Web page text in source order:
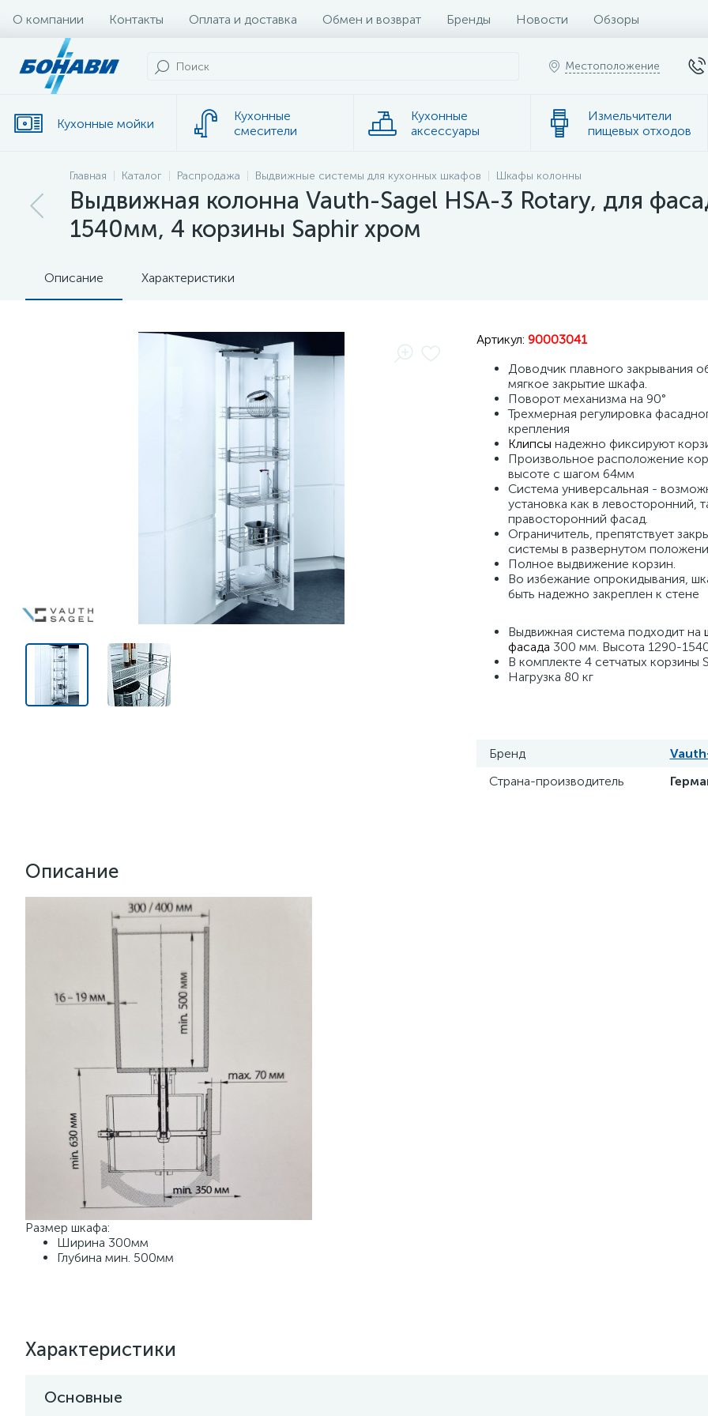
О компании Контакты Оплата и доставка Обмен и возврат Бренды Новости Обзоры
Местоположение
Кухонные мойки
Кухонные
смесители
Кухонные
аксессуары
Измельчители
пищевых отходов
Главная Каталог Распродажа Выдвижные системы для кухонных шкафов Шкафы колонны
Выдвижная колонна Vauth-Sagel HSA-3 Rotary, для
1540мм, 4 корзины Saphir хром
Описание Характеристики
Артикул: 90003041
Доводчик плавного закрывания
мягкое закрытие шкафа.
Поворот механизма на 90°
Трехмерная регулировка
крепления
Клипсы надежно фиксируют
Произвольное расположение
высоте с шагом 64мм
Система универсальная -
установка как в левосторонний,
правосторонний фасад.
Ограничитель, препятствует
системы в развернутом
Полное выдвижение корзин.
Во избежание опрокидывания,
быть надежно закреплен к стене
Выдвижная система подходит на
фасада 300 мм. Высота 1290-
В комплекте 4 сетчатых корзины
Нагрузка 80 кг
Бренд
Страна-производитель
Описание
Размер шкафа:
Ширина 300мм
Глубина мин. 500мм
Характеристики
Основные